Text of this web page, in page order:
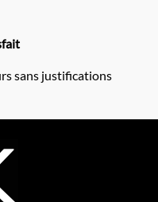
sans justifications